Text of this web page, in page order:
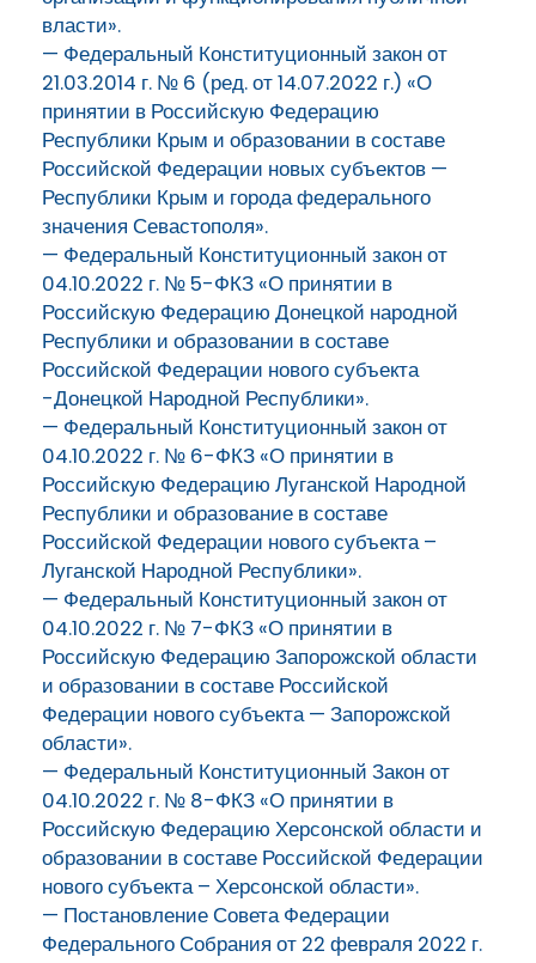
власти».
— Федеральный Конституционный закон от
21.03.2014 г. № 6 (ред. от 14.07.2022 г.) «О
принятии в Российскую Федерацию
Республики Крым и образовании в составе
Российской Федерации новых субъектов —
Республики Крым и города федерального
значения Севастополя».
— Федеральный Конституционный закон от
04.10.2022 г. № 5-ФКЗ «О принятии в
Российскую Федерацию Донецкой народной
Республики и образовании в составе
Российской Федерации нового субъекта
-Донецкой Народной Республики».
— Федеральный Конституционный закон от
04.10.2022 г. № 6-ФКЗ «О принятии в
Российскую Федерацию Луганской Народной
Республики и образование в составе
Российской Федерации нового субъекта –
Луганской Народной Республики».
— Федеральный Конституционный закон от
04.10.2022 г. № 7-ФКЗ «О принятии в
Российскую Федерацию Запорожской области
и образовании в составе Российской
Федерации нового субъекта — Запорожской
области».
— Федеральный Конституционный Закон от
04.10.2022 г. № 8-ФКЗ «О принятии в
Российскую Федерацию Херсонской области и
образовании в составе Российской Федерации
нового субъекта – Херсонской области».
— Постановление Совета Федерации
Федерального Собрания от 22 февраля 2022 г.